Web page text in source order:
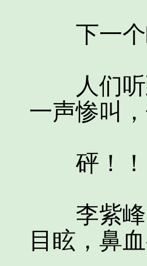
下一个
人们听
一声惨叫
砰！！
李紫峰
目眩，鼻